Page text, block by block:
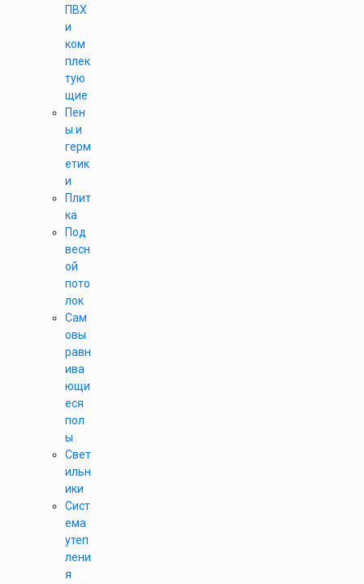
ПВХ
и
ком
плек
тую
щие
Пен
ы и
герм
етик
и
Плит
ка
Под
весн
ой
пото
лок
Сам
овы
равн
ива
ющи
еся
пол
ы
Свет
ильн
ики
Сист
ема
утеп
лени
я